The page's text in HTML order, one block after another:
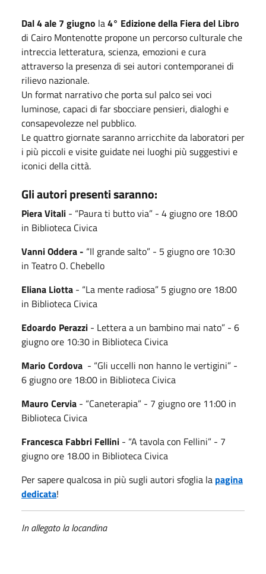
Dal 4 ale 7 giugno la4° Edizione della Fiera del Libro
di Cairo Montenotte propone un percorso culturale che
intreccia letteratura, scienza, emozioni e cura
attraverso la presenza di sei autori contemporanei di
rilievo nazionale.
Un format narrativo che porta sul palco sei voci
luminose, capaci di far sbocciare pensieri, dialoghi e
consapevolezze nel pubblico.
Le quattro giornate saranno arricchite da laboratori per
i più piccoli e visite guidate nei luoghi più suggestivi e
iconici della città.
Gli autori presenti saranno:
Piera Vitali - “Paura ti butto via” - 4 giugno ore 18:00
in Biblioteca Civica
Vanni Oddera - “Il grande salto” - 5 giugno ore 10:30
in Teatro O. Chebello
Eliana Liotta - “La mente radiosa” 5 giugno ore 18:00
in Biblioteca Civica
Edoardo Perazzi - Lettera a un bambino mai nato” - 6
giugno ore 10:30 in Biblioteca Civica
Mario Cordova - “Gli uccelli non hanno le vertigini” -
6 giugno ore 18:00 in Biblioteca Civica
Mauro Cervia - “Caneterapia” - 7 giugno ore 11:00 in
Biblioteca Civica
Francesca Fabbri Fellini - “A tavola con Fellini” - 7
giugno ore 18.00 in Biblioteca Civica
Per sapere qualcosa in più sugli autori sfoglia la pagina
dedicata!
In allegato la locandina